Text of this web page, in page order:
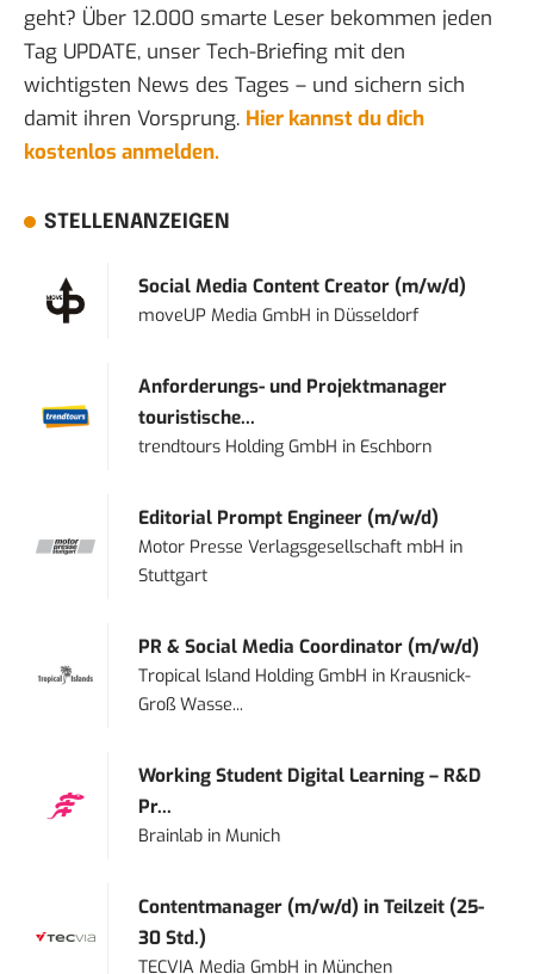
geht? Über 12.000 smarte Leser bekommen jeden
Tag UPDATE, unser Tech-Briefing mit den
wichtigsten News des Tages – und sichern sich
damit ihren Vorsprung. Hier kannst du dich
kostenlos anmelden.
STELLENANZEIGEN
Social Media Content Creator (m/w/d)
moveUP Media GmbH in Düsseldorf
Anforderungs- und Projektmanager
touristische...
trendtours Holding GmbH in Eschborn
Editorial Prompt Engineer (m/w/d)
Motor Presse Verlagsgesellschaft mbH in
Stuttgart
PR & Social Media Coordinator (m/w/d)
Tropical Island Holding GmbH in Krausnick-
Groß Wasse...
Working Student Digital Learning – R&D
Pr...
Brainlab inMunich
Contentmanager (m/w/d) in Teilzeit (25-
30 Std.)
TECVIA Media GmbH inMünchen